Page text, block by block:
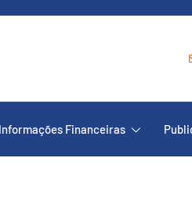
Informações Financeiras